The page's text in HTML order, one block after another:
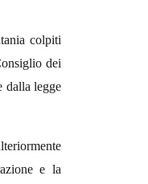
colpiti
dei
dalla legge
e la